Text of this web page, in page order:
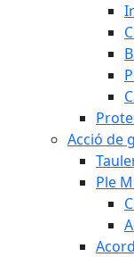
Acció de
Ple